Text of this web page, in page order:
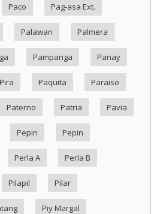
Paco Pag-asa Ext.
Palawan Palmera
Pampanga Panay
Paquita Paraiso
Paterno Patria Pavia
Pepin Pepin
Perla A Perla B
Pilapil Pilar
Piy Margal